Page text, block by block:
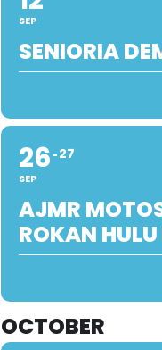
SEP
SENIORIA
26
SEP
27
AJMR
ROKAN
OCTOBER